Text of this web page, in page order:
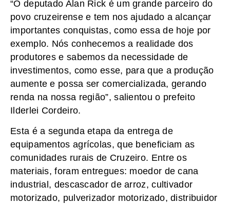
“O deputado Alan Rick é um grande parceiro do
povo cruzeirense e tem nos ajudado a alcançar
importantes conquistas, como essa de hoje por
exemplo. Nós conhecemos a realidade dos
produtores e sabemos da necessidade de
investimentos, como esse, para que a produção
aumente e possa ser comercializada, gerando
renda na nossa região”, salientou o prefeito
Ilderlei Cordeiro.
Esta é a segunda etapa da entrega de
equipamentos agrícolas, que beneficiam as
comunidades rurais de Cruzeiro. Entre os
materiais, foram entregues: moedor de cana
industrial, descascador de arroz, cultivador
motorizado, pulverizador motorizado, distribuidor